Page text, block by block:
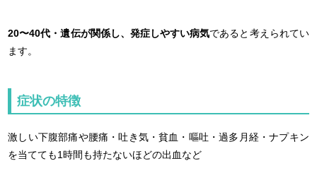
20〜40代・遺伝が関係し、発症しやすい病気であると考えられてい
ます。
症状の特徴
激しい下腹部痛や腰痛・吐き気・貧血・嘔吐・過多月経・ナプキン
を当てても1時間も持たないほどの出血など